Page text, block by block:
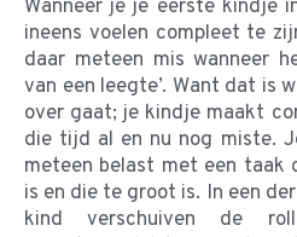
Wanneer je je eerste kindje
ineens voelen compleet te
daar meteen mis wanneer
van een leegte’. Want dat is
over gaat; je kindje maakt
die tijd al en nu nog miste.
meteen belast met een taak
is en die te groot is. In een
kind verschuiven de